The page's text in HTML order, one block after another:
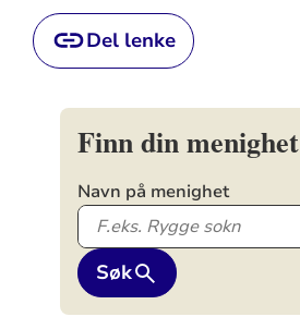
Del lenke
Finn din menighet
Navn på menighet
Søk